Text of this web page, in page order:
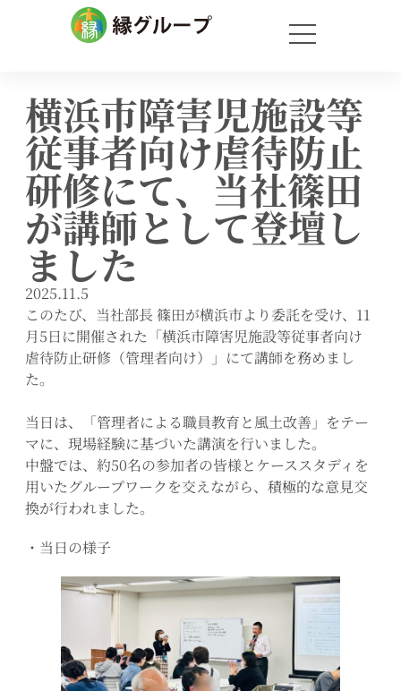
横浜市障害児施設等
従事者向け虐待防止
研修にて、当社篠田
が講師として登壇し
ました
2025.11.5
このたび、当社部長 篠田が横浜市より委託を受け、11
月5日に開催された「横浜市障害児施設等従事者向け
虐待防止研修（管理者向け）」にて講師を務めまし
た。
当日は、「管理者による職員教育と風土改善」をテー
マに、現場経験に基づいた講演を行いました。
中盤では、約50名の参加者の皆様とケーススタディを
用いたグループワークを交えながら、積極的な意見交
換が行われました。
・当日の様子